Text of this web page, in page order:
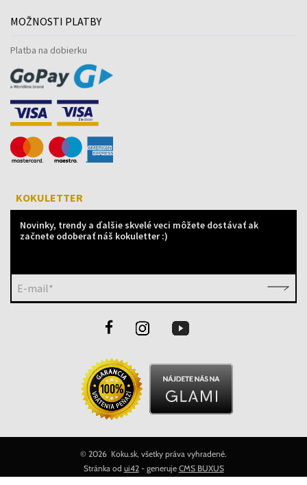
MOŽNOSTI PLATBY
Platba na dobierku
KOKULETTER
Novinky, trendy a ďalšie skvelé veci môžete dostávať ak
začnete odoberať náš kokuletter :)
E-mail*
© 2026 Koku.sk, všetky práva vyhradené.
Stránka od ui42- generuje CMS BUXUS